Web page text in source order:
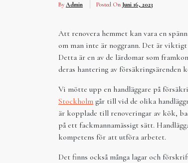
By Admin Posted On Juni 16, 2023
Att renovera hemmet kan vara en
om man inte är noggrann. Det är
Detta är en av de lärdomar som
deras hantering av
Vi mötte upp en handläggare på
Stockholm går till vid de olika
är kopplade till renoveringar av kök,
på ett fackmannamässigt sätt.
kompetens för att utföra arbetet.
Det finns också många lagar och